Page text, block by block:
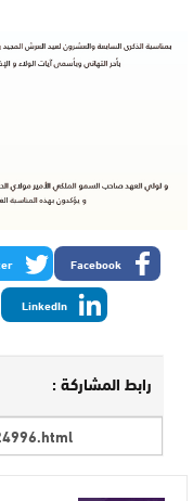
Facebook
LinkedIn
رابط المشاركة :